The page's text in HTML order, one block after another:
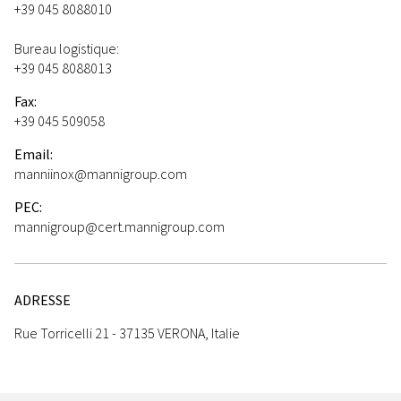
+39 045 8088010
Bureau logistique:
+39 045 8088013
Fax:
+39 045 509058
Email:
manniinox@mannigroup.com
PEC:
mannigroup@cert.mannigroup.com
ADRESSE
Rue Torricelli 21 - 37135 VERONA, Italie